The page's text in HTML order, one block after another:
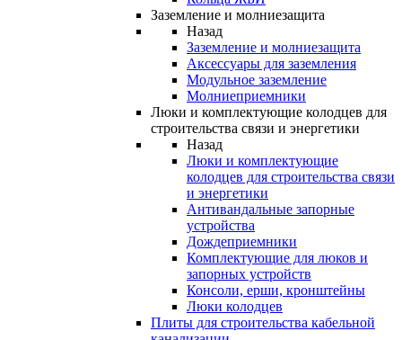
Заземление и молниезащита
Назад
Заземление и молниезащита
Аксессуары для заземления
Модульное заземление
Молниеприемники
Люки и комплектующие колодцев для
строительства связи и энергетики
Назад
Люки и комплектующие
колодцев для строительства связи
и энергетики
Антивандальные запорные
устройства
Дождеприемники
Комплектующие для люков и
запорных устройств
Консоли, ерши, кронштейны
Люки колодцев
Плиты для строительства кабельной